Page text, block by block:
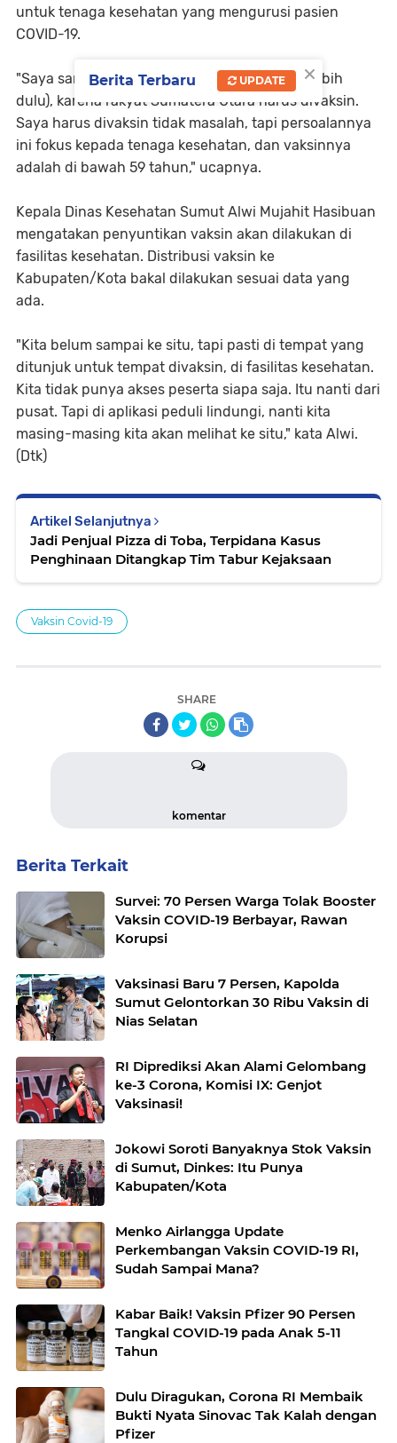
untuk tenaga kesehatan yang mengurusi pasien
COVID-19.
"Saya sangat berharap saya (yang di vaksin lebih
dulu), karena rakyat Sumatera Utara harus divaksin.
Saya harus divaksin tidak masalah, tapi persoalannya
ini fokus kepada tenaga kesehatan, dan vaksinnya
adalah di bawah 59 tahun," ucapnya.
Kepala Dinas Kesehatan Sumut Alwi Mujahit Hasibuan
mengatakan penyuntikan vaksin akan dilakukan di
fasilitas kesehatan. Distribusi vaksin ke
Kabupaten/Kota bakal dilakukan sesuai data yang
ada.
"Kita belum sampai ke situ, tapi pasti di tempat yang
ditunjuk untuk tempat divaksin, di fasilitas kesehatan.
Kita tidak punya akses peserta siapa saja. Itu nanti dari
pusat. Tapi di aplikasi peduli lindungi, nanti kita
masing-masing kita akan melihat ke situ," kata Alwi.
(Dtk)
Artikel Selanjutnya
Jadi Penjual Pizza di Toba, Terpidana Kasus
Penghinaan Ditangkap Tim Tabur Kejaksaan
Vaksin Covid-19
SHARE
komentar
Berita Terkait
Survei: 70 Persen Warga Tolak Booster
Vaksin COVID-19 Berbayar, Rawan
Korupsi
Vaksinasi Baru 7 Persen, Kapolda
Sumut Gelontorkan 30 Ribu Vaksin di
Nias Selatan
RI Diprediksi Akan Alami Gelombang
ke-3 Corona, Komisi IX: Genjot
Vaksinasi!
Jokowi Soroti Banyaknya Stok Vaksin
di Sumut, Dinkes: Itu Punya
Kabupaten/Kota
Menko Airlangga Update
Perkembangan Vaksin COVID-19 RI,
Sudah Sampai Mana?
Kabar Baik! Vaksin Pfizer 90 Persen
Tangkal COVID-19 pada Anak 5-11
Tahun
Dulu Diragukan, Corona RI Membaik
Bukti Nyata Sinovac Tak Kalah dengan
Pfizer
×
Berita Terbaru UPDATE